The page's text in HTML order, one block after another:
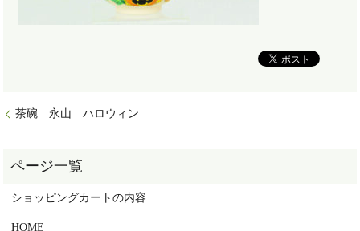
茶碗 永山 ハロウィン
ショッピングカートの内容
HOME